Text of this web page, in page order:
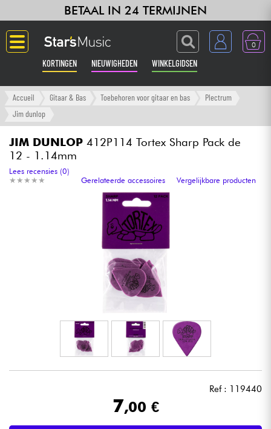
BETAAL IN 24 TERMIJNEN
0
KORTINGEN NIEUWIGHEDEN WINKELGIDSEN
Langue
Versterker & Effecten
Synths & samplers
Accueil Gitaar & Bas Toebehoren voor gitaar en bas
Plectrum
Jim dunlop
JIM DUNLOP 412P114 Tortex Sharp Pack de
12 - 1.14mm
★ ★ ★ ★ ★
★ ★ ★ ★ ★
Lees recensies (0)
Gerelateerde accessoires
Vergelijkbare producten
Ref : 119440
7,00 €